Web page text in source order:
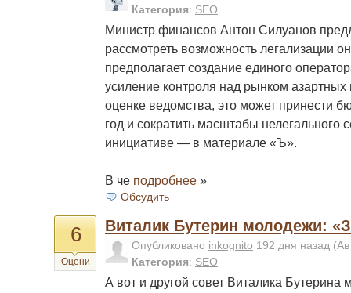
Категория: SEO
Министр финансов Антон Силуанов
рассмотреть возможность легализации
предполагает создание единого
усиление контроля над рынком азартных
оценке ведомства, это может принести
год и сократить масштабы нелегального
инициативе — в материале «Ъ».
В че подробнее »
Обсудить
6
Оцени
Виталик Бутерин молодежи:
Опубликовано inkognito 192 дня назад
Категория: SEO
А вот и другой совет Виталика Бутерина